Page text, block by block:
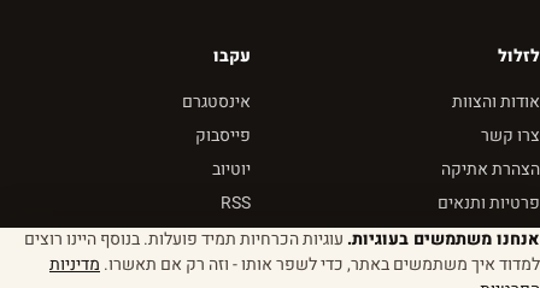
לזלול
אודות והצוות
צרו קשר
הצהרת אתיקה
פרטיות ותנאים
עקבו
אינסטגרם
פייסבוק
יוטיוב
RSS
אנחנו משתמשים בעוגיות. עוגיות הכרחיות תמיד פועלות. בנוסף היינו רוצים
למדוד איך משתמשים באתר, כדי לשפר אותו - וזה רק אם תאשרו. מדיניות